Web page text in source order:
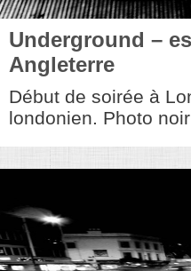
Underground –
Angleterre
Début de soirée à
londonien. Photo